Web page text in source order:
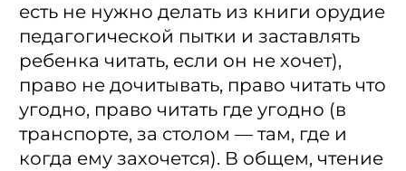
есть не нужно делать из книги орудие
педагогической пытки и заставлять
ребенка читать, если он не хочет),
право не дочитывать, право читать что
угодно, право читать где угодно (в
транспорте, за столом — там, где и
когда ему захочется). В общем, чтение